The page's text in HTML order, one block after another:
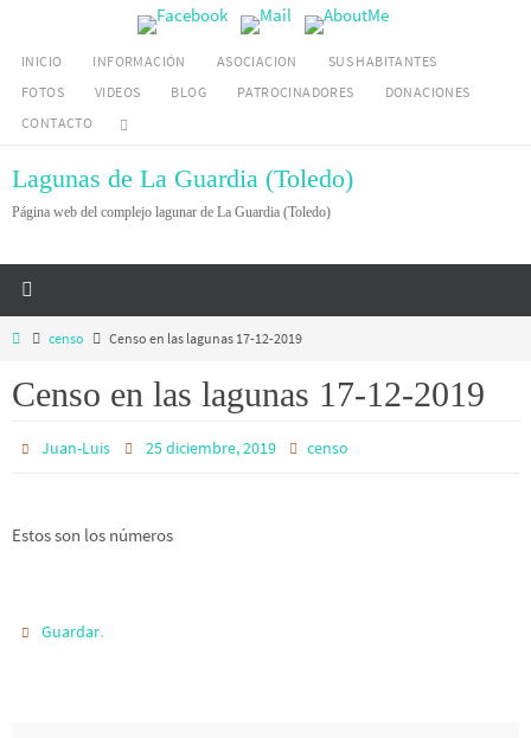
contenido
INICIO INFORMACIÓN ASOCIACION
SUS HABITANTES
FOTOS
VIDEOS BLOG PATROCINADORES
DONACIONES
CONTACTO
Lagunas de La Guardia (Toledo)
Página web del complejo lagunar de La Guardia (Toledo)
Iniciocenso Censo en las lagunas 17-12-2019
Censo en las lagunas 17-12-2019
Juan-Luis 25 diciembre, 2019 censo
Estos son los números
Guardar.